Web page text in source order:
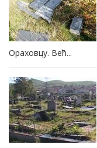
Ораховцу. Већ...